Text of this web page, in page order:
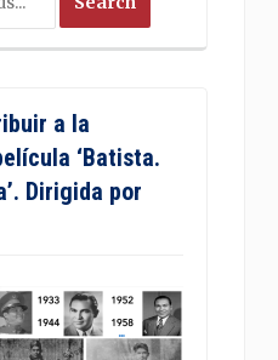
a la
‘Batista.
Dirigida por